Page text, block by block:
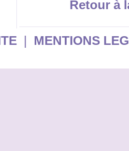
Retour à
| MENTIONS